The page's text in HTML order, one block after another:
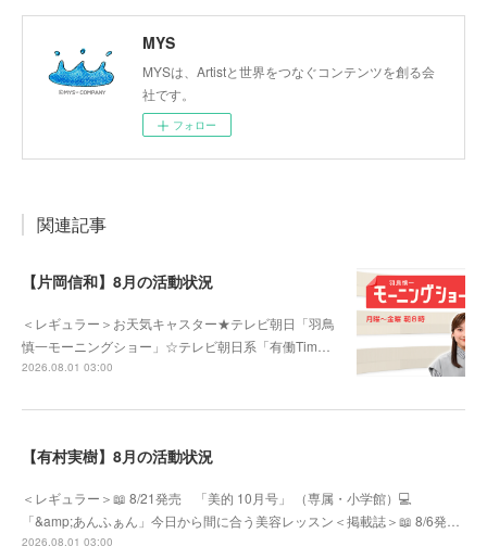
MYS
MYSは、Artistと世界をつなぐコンテンツを創る会
社です。
フォロー
関連記事
【片岡信和】8月の活動状況
＜レギュラー＞お天気キャスター★テレビ朝日「羽鳥
慎一モーニングショー」☆テレビ朝日系「有働Tim…
2026.08.01 03:00
【有村実樹】8月の活動状況
＜レギュラー＞📖 8/21発売 「美的 10月号」 （専属・小学館）💻
「&amp;あんふぁん」今日から間に合う美容レッスン＜掲載誌＞📖 8/6発…
2026.08.01 03:00